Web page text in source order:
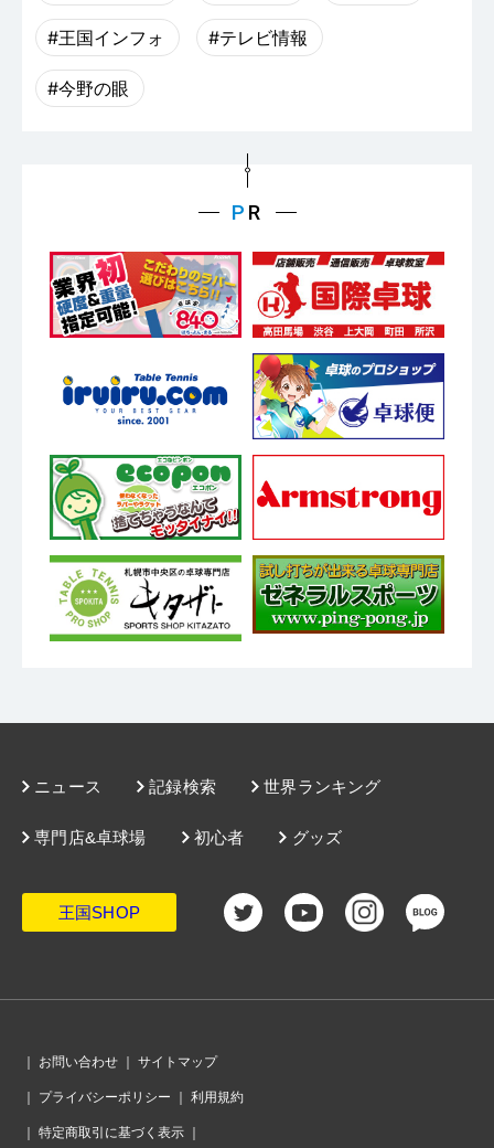
#王国インフォ #テレビ情報
#今野の眼
ニュース 記録検索 世界ランキング
グッズ
専門店&卓球場 初心者
王国SHOP
｜ お問い合わせ ｜ サイトマップ
｜ プライバシーポリシー ｜ 利用規約
｜ 特定商取引に基づく表示 ｜